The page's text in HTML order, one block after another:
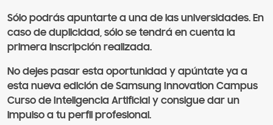
Sólo podrás apuntarte a una de las universidades. En
caso de duplicidad, sólo se tendrá en cuenta la
primera inscripción realizada.
No dejes pasar esta oportunidad y apúntate ya a
esta nueva edición de Samsung Innovation Campus
Curso de Inteligencia Artificial y consigue dar un
impulso a tu perfil profesional.